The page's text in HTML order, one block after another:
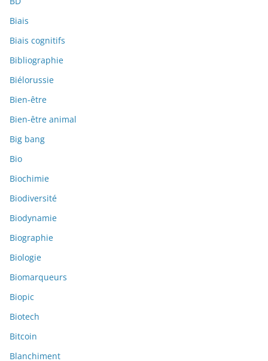
Biais
Biais cognitifs
Bibliographie
Biélorussie
Bien-être
Bien-être animal
Big bang
Bio
Biochimie
Biodiversité
Biodynamie
Biographie
Biologie
Biomarqueurs
Biopic
Biotech
Bitcoin
Blanchiment